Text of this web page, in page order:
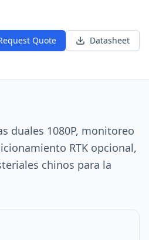
Quote Datasheet
duales 1080P, monitoreo
RTK opcional,
chinos para la